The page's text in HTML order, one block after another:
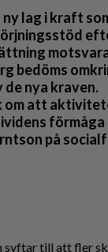
ny lag i kraft
bedöms
nya kraven.
om att
förmåga
på
syftar till att fler